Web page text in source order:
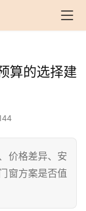
算的选择建
价格差异、安
窗方案是否值